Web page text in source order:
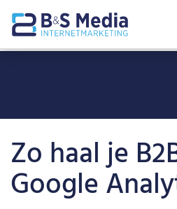
Zo haal je
Google